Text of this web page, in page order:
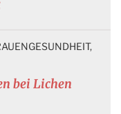
bei Lichen